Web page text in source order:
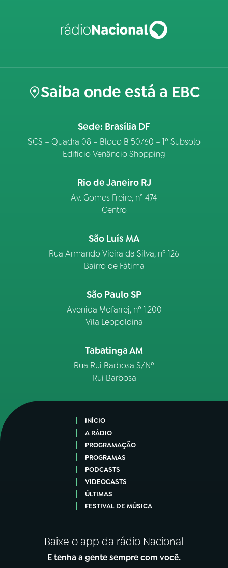
Saiba onde está a EBC
Sede: Brasília DF
SCS – Quadra 08 – Bloco B 50/60 – 1º Subsolo
Edifício Venâncio Shopping
Rio de Janeiro RJ
Av. Gomes Freire, n° 474
Centro
São Luís MA
Rua Armando Vieira da Silva, nº 126
Bairro de Fátima
São Paulo SP
Avenida Mofarrej, nº 1.200
Vila Leopoldina
Tabatinga AM
Rua Rui Barbosa S/Nº
Rui Barbosa
INÍCIO
A RÁDIO
PROGRAMAÇÃO
PROGRAMAS
PODCASTS
VIDEOCASTS
ÚLTIMAS
FESTIVAL DE MÚSICA
Baixe o app da rádio Nacional
E tenha a gente sempre com você.